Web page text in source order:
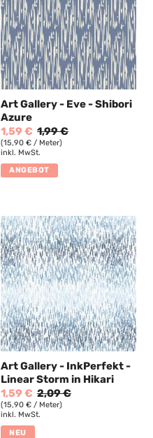
Art Gallery - Eve - Shibori
Azure
1,59 € 1,99 €
(15,90 € / Meter)
inkl. MwSt.
ANGEBOT
Art Gallery - InkPerfekt -
Linear Storm in Hikari
1,59 € 2,09 €
(15,90 € / Meter)
inkl. MwSt.
NEU